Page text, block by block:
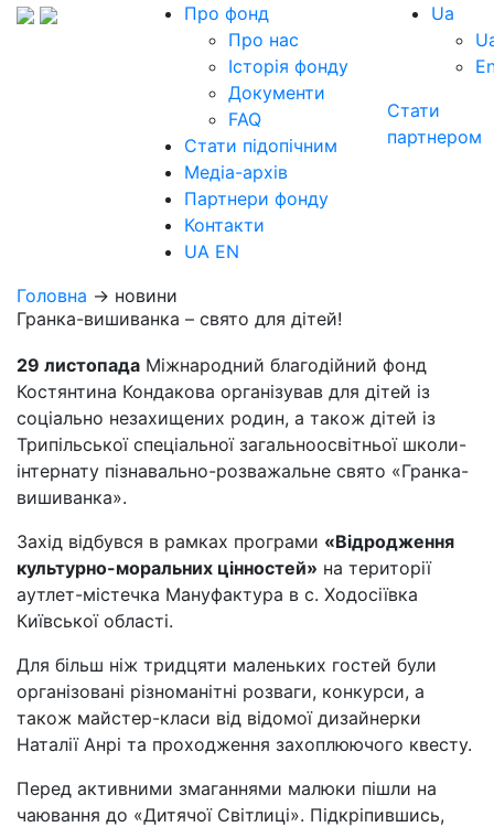
Про фонд
Про нас
Історія фонду
Документи
FAQ
Стати підопічним
Медіа-архів
Партнери фонду
Контакти
UA EN
Ua
Стати
партнером
Головна → новини
Гранка-вишиванка – свято для дітей!
29 листопада Міжнародний благодійний фонд
Костянтина Кондакова організував для дітей із
соціально незахищених родин, а також дітей із
Трипільської спеціальної загальноосвітньої школи-
інтернату пізнавально-розважальне свято «Гранка-
вишиванка».
Захід відбувся в рамках програми «Відродження
культурно-моральних цінностей» на території
аутлет-містечка Мануфактура в с. Ходосіївка
Київської області.
Для більш ніж тридцяти маленьких гостей були
організовані різноманітні розваги, конкурси, а
також майстер-класи від відомої дизайнерки
Наталії Анрі та проходження захоплюючого квесту.
Перед активними змаганнями малюки пішли на
чаювання до «Дитячої Світлиці». Підкріпившись,